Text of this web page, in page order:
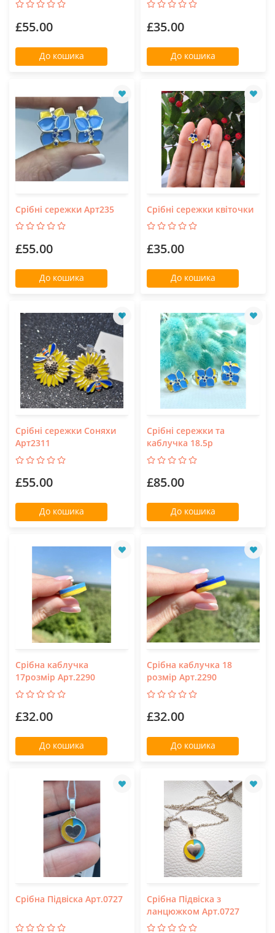
£55.00
До кошика
£35.00
До кошика
Срібні сережки Арт235
£55.00
До кошика
Срібні сережки квіточки
£35.00
До кошика
Срібні сережки Соняхи
Арт2311
£55.00
До кошика
Срібні сережки та
каблучка 18.5р
£85.00
До кошика
Срібна каблучка
17розмір Арт.2290
£32.00
До кошика
Срібна каблучка 18
розмір Арт.2290
£32.00
До кошика
Срібна Підвіска Арт.0727
Срібна Підвіска з
ланцюжком Арт.0727